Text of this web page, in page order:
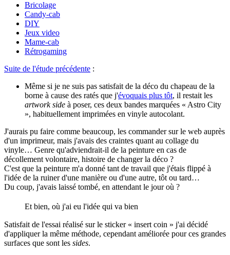
Bricolage
Candy-cab
DIY
Jeux video
Mame-cab
Rétrogaming
Suite de l'étude précédente :
Même si je ne suis pas satisfait de la déco du chapeau de la
borne à cause des ratés que j'évoquais plus tôt, il restait les
artwork side à poser, ces deux bandes marquées « Astro City
», habituellement imprimées en vinyle autocolant.
J'aurais pu faire comme beaucoup, les commander sur le web auprès
d'un imprimeur, mais j'avais des craintes quant au collage du
vinyle… Genre qu'adviendrait-il de la peinture en cas de
décollement volontaire, histoire de changer la déco ?
C'est que la peinture m'a donné tant de travail que j'étais flippé à
l'idée de la ruiner d'une manière ou d'une autre, tôt ou tard…
Du coup, j'avais laissé tombé, en attendant le jour où ?
Et bien, où j'ai eu l'idée qui va bien
Satisfait de l'essai réalisé sur le sticker « insert coin » j'ai décidé
d'appliquer la même méthode, cependant améliorée pour ces grandes
surfaces que sont les sides.